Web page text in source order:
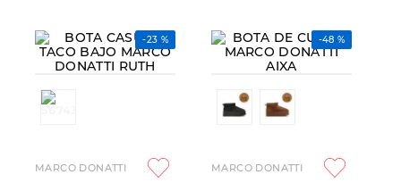
-23 %
MARCO DONATTI
-48 %
MARCO DONATTI